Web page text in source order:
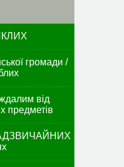
громади /
від
предметів